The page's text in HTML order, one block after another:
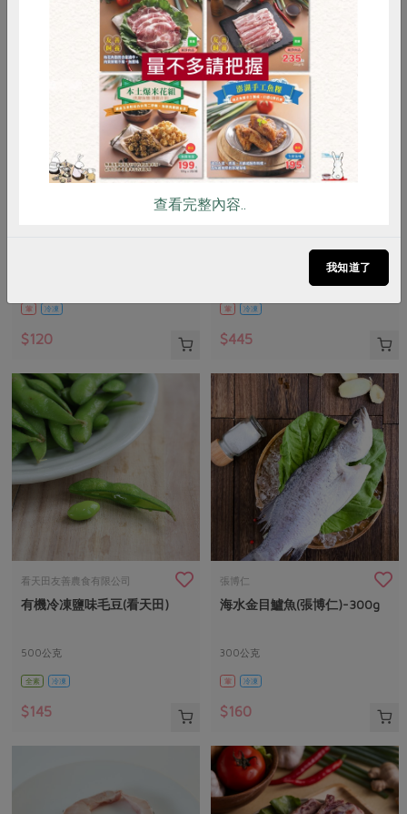
葷 冷凍
$120
鑫溶實業股份有限公司
660公克/2片(含包冰率10~12%)
葷 冷凍
$445
看天田友善農食有限公司
有機冷凍鹽味毛豆(看天田)
500公克
全素 冷凍
$145
張博仁
海水金目鱸魚(張博仁)-300g
300公克
葷 冷凍
$160
RPET 食譜 減硝酸鹽
雞蛋 食安 共同購買
查看完整內容..
我知道了